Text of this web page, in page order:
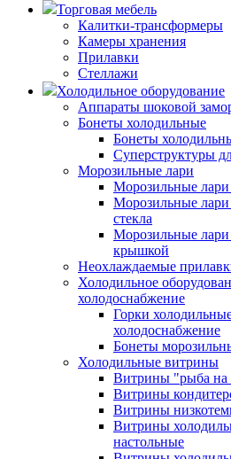
Торговая мебель
Калитки-трансформеры
Камеры хранения
Прилавки
Стеллажи
Холодильное оборудование
Аппараты шоковой
Бонеты холодильные
Бонеты
Суперструктуры
Морозильные лари
Морозильные
Морозильные
стекла
Морозильные лари
крышкой
Неохлаждаемые
Холодильное
холодоснабжение
Горки
холодоснабжение
Бонеты
Холодильные витрины
Витрины "рыба на
Витрины
Витрины
Витрины
настольные